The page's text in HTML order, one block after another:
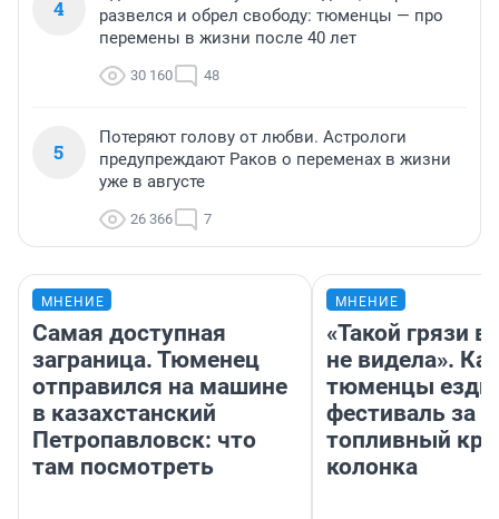
4
развелся и обрел свободу: тюменцы — про
перемены в жизни после 40 лет
30 160 48
5
Потеряют голову от любви. Астрологи
предупреждают Раков о переменах в жизни
уже в августе
26 366 7
МНЕНИЕ
Самая доступная
заграница. Тюменец
отправился на машине
в казахстанский
Петропавловск: что
там посмотреть
МНЕНИЕ
«Такой грязи
не видела».
тюменцы
фестиваль за
топливный
колонка